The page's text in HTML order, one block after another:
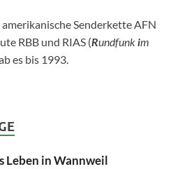
Senderkette AFN
RBB und RIAS (Rundfunkim
es bis 1993.
Leben in Wannweil